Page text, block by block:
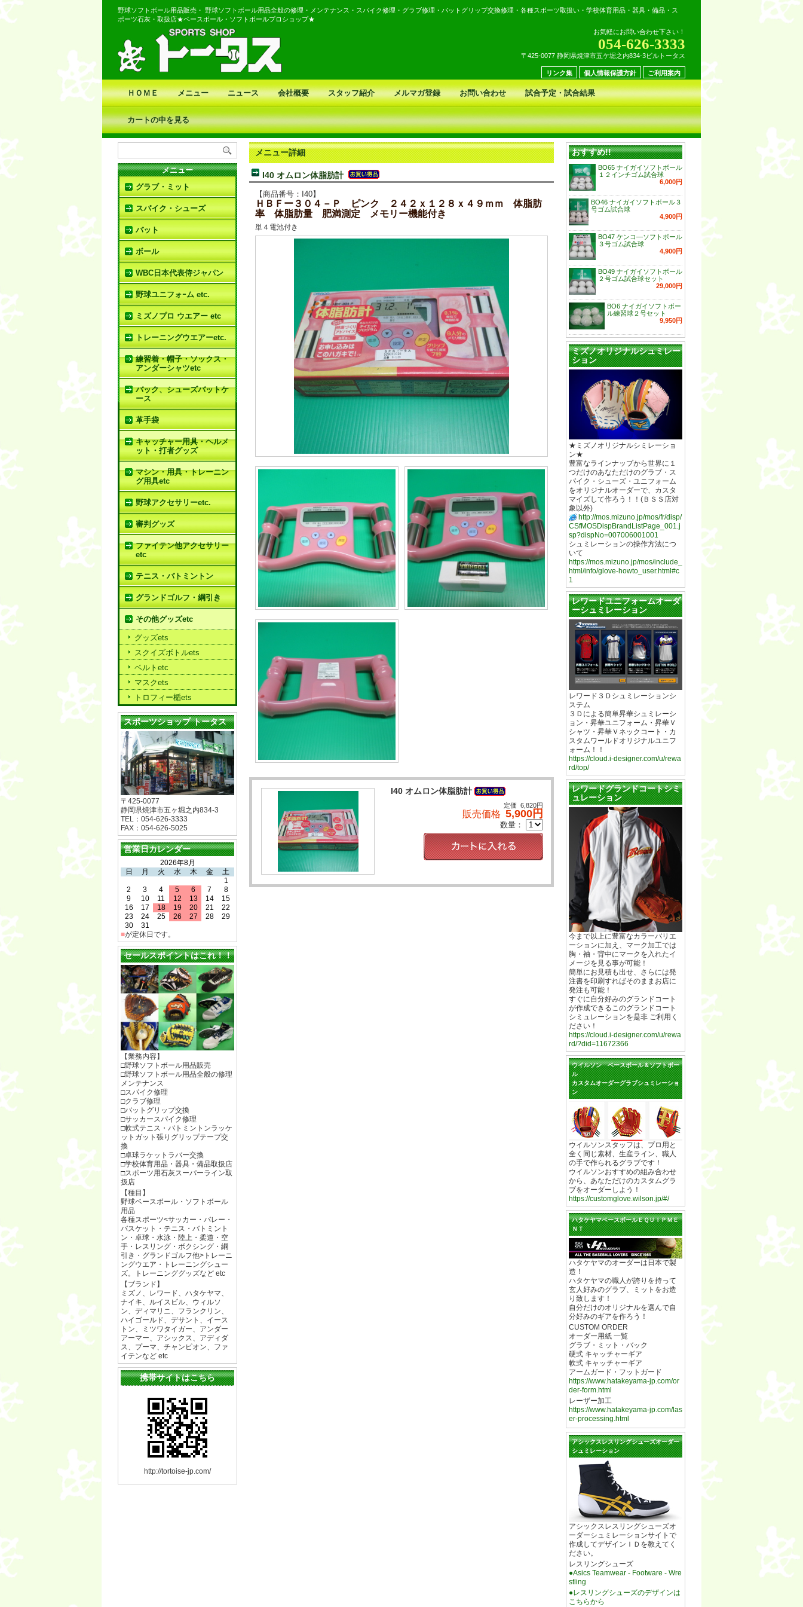
野球ソフトボール用品販売・ 野球ソフトボール用品全般の修理・メンテナンス・スパイク修理・グラブ修理・バットグリップ交換修理・各種スポーツ取扱い・学校体育用品・器具・備品・ス
ポーツ石灰・取扱店★ベースボール・ソフトボールプロショップ★
お気軽にお問い合わせ下さい！
054-626-3333
〒425-0077 静岡県焼津市五ケ堀之内834-3ビルトータス
ご利用案内
個人情報保護方針
リンク集
ＨＯＭＥ メニュー ニュース 会社概要 スタッフ紹介 メルマガ登録 お問い合わせ 試合予定・試合結果
カートの中を見る
メニュー
グラブ・ミット
スパイク・シューズ
バット
ボール
WBC日本代表侍ジャパン
野球ユニフォｰム etc.
ミズノプロ ウエアー etc
トレーニングウエアーetc.
練習着・帽子・ソックス・
アンダーシャツetc
バック、シューズバットケ
ース
革手袋
キャッチャー用具・ヘルメ
ット・打者グッズ
マシン・用具・トレーニン
グ用具etc
野球アクセサリーetc.
審判グッズ
ファイテン他アクセサリー
etc
テニス・バトミントン
グランドゴルフ・綱引き
その他グッズetc
グッズets
スクイズボトルets
ベルトetc
マスクets
トロフィー楯ets
スポーツショップ トータス
〒425-0077
静岡県焼津市五ヶ堀之内834-3
TEL：054-626-3333
FAX：054-626-5025
営業日カレンダー
2026年8月
日
月 火 水 木 金
土
1
2
3 4 5 6 7
8
9
10 11 12 13 14
15
16
17 18 19 20 21
22
23
24 25 26 27 28
29
30
31
■が定休日です。
セールスポイントはこれ！！
【業務内容】
□野球ソフトボール用品販売
□野球ソフトボール用品全般の修理
メンテナンス
□スパイク修理
□クラブ修理
□バットグリップ交換
□サッカースパイク修理
□軟式テニス・バトミントンラッケ
ットガット張りグリップテープ交
換
□卓球ラケットラバー交換
□学校体育用品・器具・備品取扱店
□スポーツ用石灰スーパーライン取
扱店
【種目】
野球ベースボール・ソフトボール
用品
各種スポーツ<サッカー・バレー・
バスケット・テニス・バトミント
ン・卓球・水泳・陸上・柔道・空
手・レスリング・ボクシング・綱
引き・グランドゴルフ他>トレーニ
ングウエア・トレーニングシュー
ズ。トレーニンググッズなど etc
【ブランド】
ミズノ、レワード、ハタケヤマ、
ナイキ、ルイスビル、ウィルソ
ン、ディマリニ、フランクリン、
ハイゴールド、デサント、イース
トン、ミツワタイガー、アンダー
アーマー、アシックス、アディダ
ス、プーマ、チャンピオン、ファ
イテンなど etc
携帯サイトはこちら
http://tortoise-jp.com/
メニュー詳細
I40 オムロン体脂肪計
【商品番号：I40】
ＨＢＦー３０４－Ｐ ピンク ２４２ｘ１２８ｘ４９ｍｍ 体脂肪
率 体脂肪量 肥満測定 メモリー機能付き
単４電池付き
I40 オムロン体脂肪計
定価 6,820円
販売価格 5,900円
数量：
おすすめ!!
BO65 ナイガイソフトボール
１２インチゴム試合球
6,000円
BO46 ナイガイソフトボール３
号ゴム試合球
4,900円
BO47 ケンコ―ソフトボール
３号ゴム試合球
4,900円
BO49 ナイガイソフトボール
２号ゴム試合球セット
29,000円
BO6 ナイガイソフトボー
ル練習球２号セット
9,950円
ミズノオリジナルシュミレー
ション
★ミズノオリジナルシミレーショ
ン★
豊富なラインナップから世界に１
つだけのあなただけのグラブ・ス
パイク・シューズ・ユニフォーム
をオリジナルオーダーで、カスタ
マイズして作ろう！！(ＢＳＳ店対
象以外)
http://mos.mizuno.jp/mos/fr/disp/
CSfMOSDispBrandListPage_001.j
sp?dispNo=007006001001
シュミレーションの操作方法につ
いて
https://mos.mizuno.jp/mos/include_
html/info/glove-howto_user.html#c
1
レワードユニフォームオーダ
ーシュミレーション
レワード３Ｄシュミレーションシ
ステム
３Ｄによる簡単昇華シュミレーシ
ョン・昇華ユニフォーム・昇華Ｖ
シャツ・昇華Ｖネックコート・カ
スタムワールドオリジナルユニフ
ォーム！！
https://cloud.i-designer.com/u/rewa
rd/top/
レワードグランドコートシミ
ュレーション
今まで以上に豊富なカラーバリエ
ーションに加え、マーク加工では
胸・袖・背中にマークを入れたイ
メージを見る事が可能！
簡単にお見積も出せ、さらには発
注書を印刷すればそのままお店に
発注も可能！
すぐに自分好みのグランドコート
が作成できるこのグランドコート
シミュレーションを是非 ご利用く
ださい！
https://cloud.i-designer.com/u/rewa
rd/?did=11672366
ウイルソン ベースボール＆ソフトボー
ル
カスタムオーダーグラブシュミレーショ
ン
ウイルソンスタッフは、プロ用と
全く同じ素材、生産ライン、職人
の手で作られるグラブです！
ウイルソンおすすめの組み合わせ
から、あなただけのカスタムグラ
ブをオーダーしよう！
https://customglove.wilson.jp/#/
ハタケヤマベースボールＥＱＵＩＰＭＥ
ＮＴ
ハタケヤマのオーダーは日本で製
造！
ハタケヤマの職人が誇りを持って
玄人好みのグラブ、ミットをお造
り致します！
自分だけのオリジナルを選んで自
分好みのギアを作ろう！
CUSTOM ORDER
オーダー用紙 一覧
グラブ・ミット・バック
硬式 キャッチャーギア
軟式 キャッチャーギア
アームガード・フットガード
https://www.hatakeyama-jp.com/or
der-form.html
レーザー加工
https://www.hatakeyama-jp.com/las
er-processing.html
アシックスレスリングシューズオーダー
シュミレーション
アシックスレスリングシューズオ
ーダーシュミレーションサイトで
作成してデザインＩＤを教えてく
ださい。
レスリングシューズ
●Asics Teamwear - Footware - Wre
stling
●レスリングシューズのデザインは
こちらから